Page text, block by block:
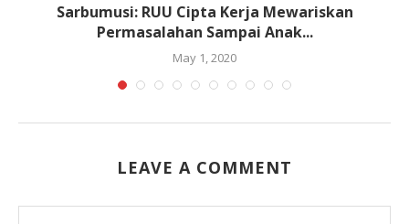
Sarbumusi: RUU Cipta Kerja Mewariskan
Permasalahan Sampai Anak...
May 1, 2020
LEAVE A COMMENT